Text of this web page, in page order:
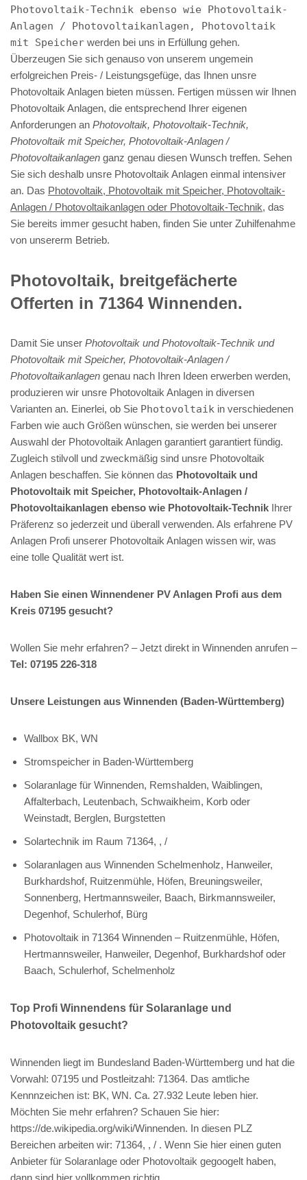
Photovoltaik-Technik ebenso wie Photovoltaik-
Anlagen / Photovoltaikanlagen, Photovoltaik
mit Speicher werden bei uns in Erfüllung gehen.
Überzeugen Sie sich genauso von unserem ungemein
erfolgreichen Preis- / Leistungsgefüge, das Ihnen unsre
Photovoltaik Anlagen bieten müssen. Fertigen müssen wir Ihnen
Photovoltaik Anlagen, die entsprechend Ihrer eigenen
Anforderungen an Photovoltaik, Photovoltaik-Technik,
Photovoltaik mit Speicher, Photovoltaik-Anlagen /
Photovoltaikanlagen ganz genau diesen Wunsch treffen. Sehen
Sie sich deshalb unsre Photovoltaik Anlagen einmal intensiver
an. Das Photovoltaik, Photovoltaik mit Speicher, Photovoltaik-
Anlagen / Photovoltaikanlagen oder Photovoltaik-Technik, das
Sie bereits immer gesucht haben, finden Sie unter Zuhilfenahme
von unsererm Betrieb.
Photovoltaik, breitgefächerte
Offerten in 71364 Winnenden.
Damit Sie unser Photovoltaik und Photovoltaik-Technik und
Photovoltaik mit Speicher, Photovoltaik-Anlagen /
Photovoltaikanlagen genau nach Ihren Ideen erwerben werden,
produzieren wir unsre Photovoltaik Anlagen in diversen
Varianten an. Einerlei, ob Sie Photovoltaik in verschiedenen
Farben wie auch Größen wünschen, sie werden bei unserer
Auswahl der Photovoltaik Anlagen garantiert garantiert fündig.
Zugleich stilvoll und zweckmäßig sind unsre Photovoltaik
Anlagen beschaffen. Sie können das Photovoltaik und
Photovoltaik mit Speicher, Photovoltaik-Anlagen /
Photovoltaikanlagen ebenso wie Photovoltaik-Technik Ihrer
Präferenz so jederzeit und überall verwenden. Als erfahrene PV
Anlagen Profi unserer Photovoltaik Anlagen wissen wir, was
eine tolle Qualität wert ist.
Haben Sie einen Winnendener PV Anlagen Profi aus dem
Kreis 07195 gesucht?
Wollen Sie mehr erfahren? – Jetzt direkt in Winnenden anrufen –
Tel: 07195 226-318
Unsere Leistungen aus Winnenden (Baden-Württemberg)
Wallbox BK, WN
Stromspeicher in Baden-Württemberg
Solaranlage für Winnenden, Remshalden, Waiblingen,
Affalterbach, Leutenbach, Schwaikheim, Korb oder
Weinstadt, Berglen, Burgstetten
Solartechnik im Raum 71364, , /
Solaranlagen aus Winnenden Schelmenholz, Hanweiler,
Burkhardshof, Ruitzenmühle, Höfen, Breuningsweiler,
Sonnenberg, Hertmannsweiler, Baach, Birkmannsweiler,
Degenhof, Schulerhof, Bürg
Photovoltaik in 71364 Winnenden – Ruitzenmühle, Höfen,
Hertmannsweiler, Hanweiler, Degenhof, Burkhardshof oder
Baach, Schulerhof, Schelmenholz
Top Profi Winnendens für Solaranlage und
Photovoltaik gesucht?
Winnenden liegt im Bundesland Baden-Württemberg und hat die
Vorwahl: 07195 und Postleitzahl: 71364. Das amtliche
Kennnzeichen ist: BK, WN. Ca. 27.932 Leute leben hier.
Möchten Sie mehr erfahren? Schauen Sie hier:
https://de.wikipedia.org/wiki/Winnenden. In diesen PLZ
Bereichen arbeiten wir: 71364, , / . Wenn Sie hier einen guten
Anbieter für Solaranlage oder Photovoltaik gegoogelt haben,
dann sind hier vollkommen richtig.